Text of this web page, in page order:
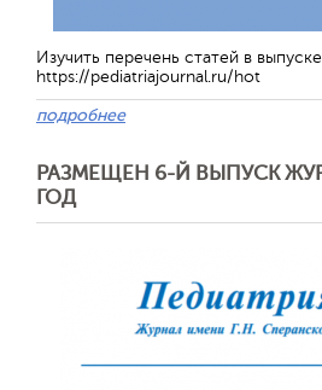
Изучить перечень статей в
https://pediatriajournal.ru/hot
подробнее
РАЗМЕЩЕН 6-Й ВЫПУСК
ГОД